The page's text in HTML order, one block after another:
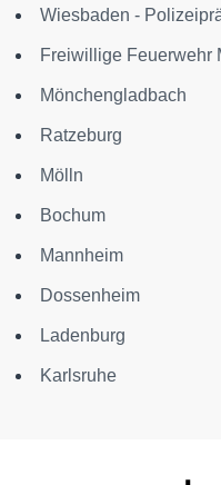
Wiesbaden -
Freiwillige Feuerwehr
Mönchengladbach
Ratzeburg
Mölln
Bochum
Mannheim
Dossenheim
Ladenburg
Karlsruhe